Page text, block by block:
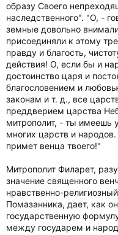
образу Своего
наследственного". "О, -
земные довольно
присоединяли к этому
правду и благость,
действия! О, если бы и
достоинство царя и
благословением и
законам и т. д., все
преддверием царства
митрополит, - ты имеешь
многих царств и
примет венца твоего!"
Митрополит Филарет,
значение священного
нравственно-
Помазанника, дает, как
государственную
между государем и